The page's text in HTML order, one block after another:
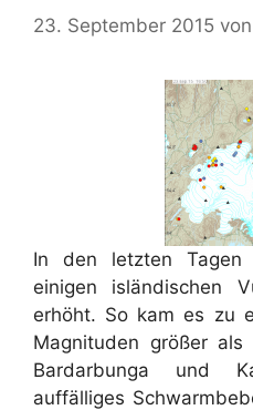
23. September 2015 von
In den letzten
einigen isländischen
erhöht. So kam es zu
Magnituden größer
Bardarbunga und
auffälliges